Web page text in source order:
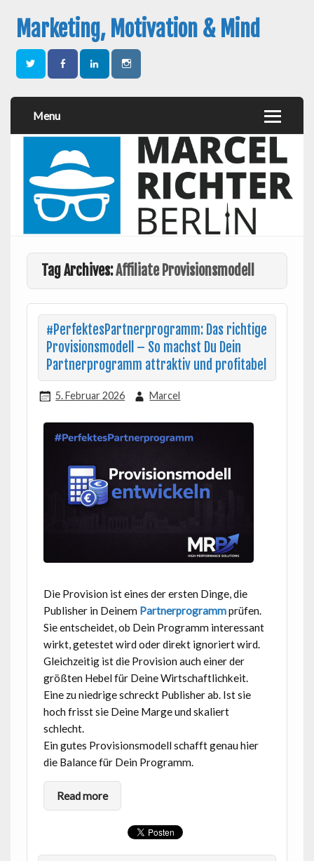
Marketing, Motivation & Mind
Menu
Tag Archives:Affiliate Provisionsmodell
#PerfektesPartnerprogramm: Das richtige
Provisionsmodell – So machst Du Dein
Partnerprogramm attraktiv und profitabel
5. Februar 2026 Marcel
Die Provision ist eines der ersten Dinge, die
Publisher in Deinem Partnerprogrammprüfen.
Sie entscheidet, ob Dein Programm interessant
wirkt, getestet wird oder direkt ignoriert wird.
Gleichzeitig ist die Provision auch einer der
größten Hebel für Deine Wirtschaftlichkeit.
Eine zu niedrige schreckt Publisher ab. Ist sie
hoch frisst sie Deine Marge und skaliert
schlecht.
Ein gutes Provisionsmodell schafft genau hier
die Balance für Dein Programm.
Read more